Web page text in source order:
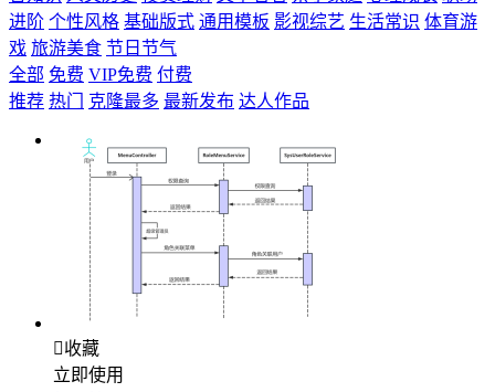
进阶 个性风格 基础版式 通用模板 影视综艺 生活常识 体育游
戏 旅游美食 节日节气
全部 免费 VIP免费 付费
推荐 热门 克隆最多 最新发布 达人作品
收藏
立即使用